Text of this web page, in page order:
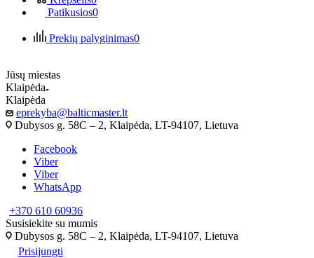
Patikusios0
Prekių palyginimas0
Jūsų miestas
Klaipėda
Klaipėda
eprekyba@balticmaster.lt
Dubysos g. 58C – 2, Klaipėda, LT-94107, Lietuva
Facebook
Viber
Viber
WhatsApp
+370 610 60936
Susisiekite su mumis
Dubysos g. 58C – 2, Klaipėda, LT-94107, Lietuva
Prisijungti